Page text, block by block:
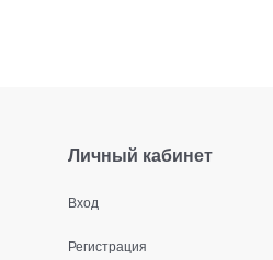
Личный кабинет
Вход
Регистрация